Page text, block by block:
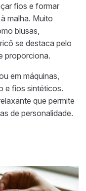
fios e formar
malha. Muito
blusas,
se destaca pelo
proporciona.
em máquinas,
e fios sintéticos.
que permite
de personalidade.